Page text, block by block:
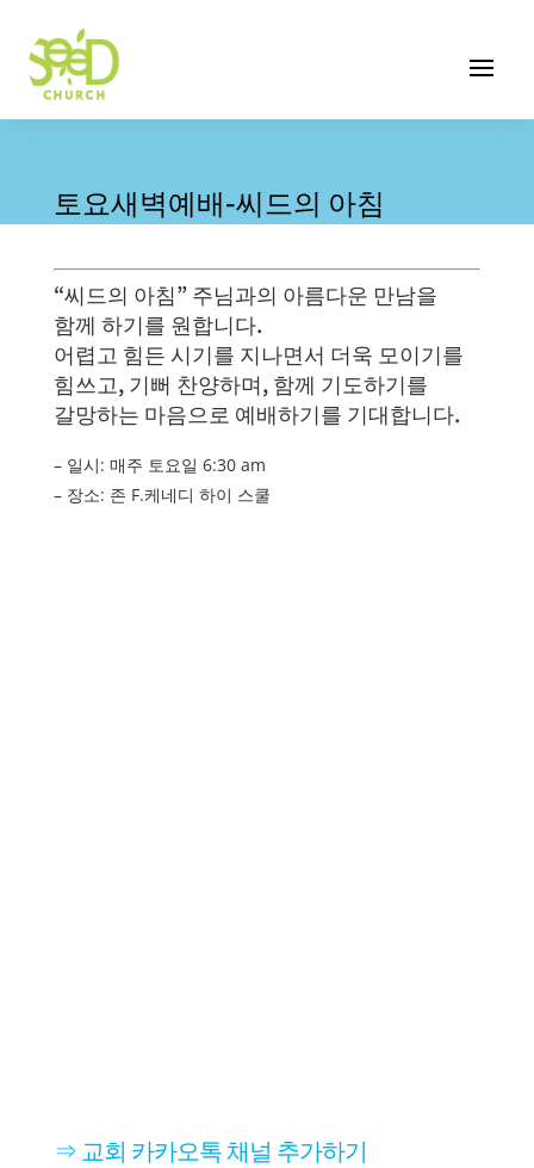
토요새벽예배-씨드의 아침
“씨드의 아침” 주님과의 아름다운 만남을
함께 하기를 원합니다.
어렵고 힘든 시기를 지나면서 더욱 모이기를
힘쓰고, 기뻐 찬양하며, 함께 기도하기를
갈망하는 마음으로 예배하기를 기대합니다.
– 일시: 매주 토요일 6:30 am
– 장소: 존 F.케네디 하이 스쿨
⇒ 교회 카카오톡 채널 추가하기